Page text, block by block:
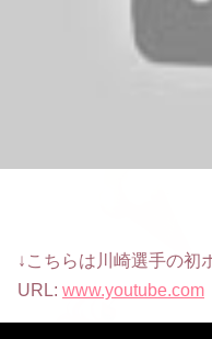
↓こちらは川崎選手の初
URL: www.youtube.com